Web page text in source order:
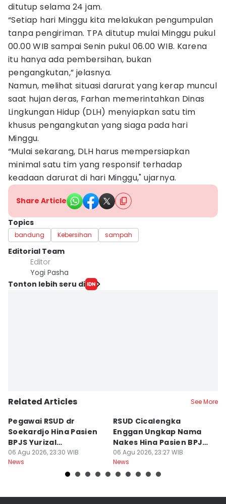
ditutup selama 24 jam.
“Setiap hari Minggu kita melakukan pengumpulan
tanpa pengiriman. TPA ditutup mulai Minggu pukul
00.00 WIB sampai Senin pukul 06.00 WIB. Karena
itu hanya ada pembersihan, bukan
pengangkutan,” jelasnya.
Namun, melihat situasi darurat yang kerap muncul
saat hujan deras, Farhan memerintahkan Dinas
Lingkungan Hidup (DLH) menyiapkan satu tim
khusus pengangkutan yang siaga pada hari
Minggu.
“Mulai sekarang, DLH harus mempersiapkan
minimal satu tim yang responsif terhadap
keadaan darurat di hari Minggu," ujarnya.
Share Article
Topics
bandung Kebersihan sampah
Editorial Team
Editor
Yogi Pasha
Tonton lebih seru di
Related Articles See More
Pegawai RSUD dr
Soekardjo Hina Pasien
BPJS Yurizal
Mengundurkan Diri
06 Agu 2026, 23:30 WIB
News
RSUD Cicalengka
Enggan Ungkap Nama
Nakes Hina Pasien BPJS
Yurizal
06 Agu 2026, 23:27 WIB
News